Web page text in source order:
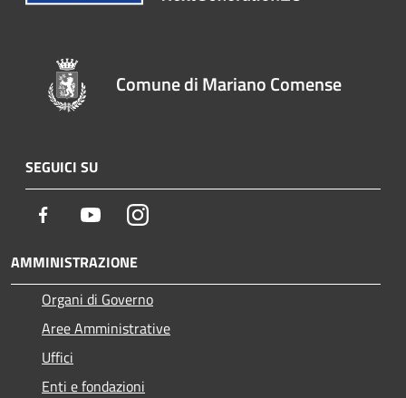
Comune di Mariano Comense
SEGUICI SU
Facebook YoutubeInstagram
AMMINISTRAZIONE
Organi di Governo
Aree Amministrative
Uffici
Enti e fondazioni